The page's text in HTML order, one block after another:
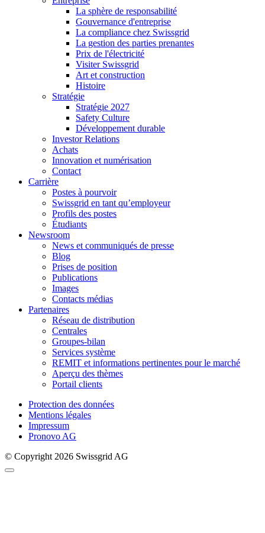
La sphère de responsabilité
Gouvernance d'entreprise
La compliance chez Swissgrid
La gestion des parties prenantes
Prix de l'électricité
Visiter Swissgrid
Art et construction
Histoire
Stratégie
Stratégie 2027
Safety Culture
Développement durable
Investor Relations
Achats
Innovation et numérisation
Contact
Carrière
Postes à pourvoir
Swissgrid en tant qu’employeur
Profils des postes
Étudiants
Newsroom
News et communiqués de presse
Blog
Prises de position
Publications
Images
Contacts médias
Partenaires
Réseau de distribution
Centrales
Groupes-bilan
Services système
REMIT et informations pertinentes pour le marché
Aperçu des thèmes
Portail clients
Protection des données
Mentions légales
Impressum
Pronovo AG
© Copyright 2026 Swissgrid AG